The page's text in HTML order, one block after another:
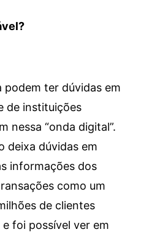
podem ter dúvidas em
de instituições
nessa “onda digital”.
deixa dúvidas em
informações dos
como um
de clientes
foi possível ver em